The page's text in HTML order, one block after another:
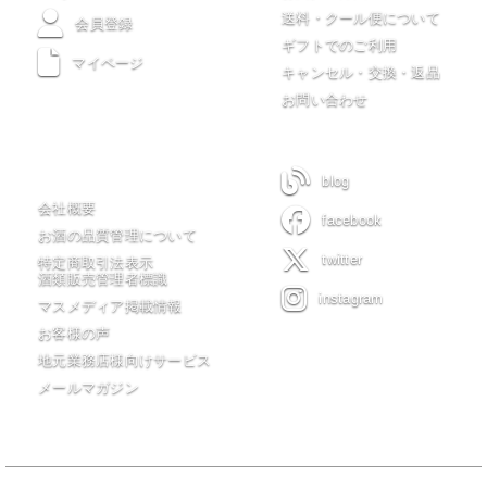
会員登録
マイページ
送料・クール便について
ギフトでのご利用
キャンセル・交換・返品
お問い合わせ
会社概要
お酒の品質管理について
特定商取引法表示
酒類販売管理者標識
マスメディア掲載情報
お客様の声
地元業務店様向けサービス
メールマガジン
blog
facebook
twitter
instagram